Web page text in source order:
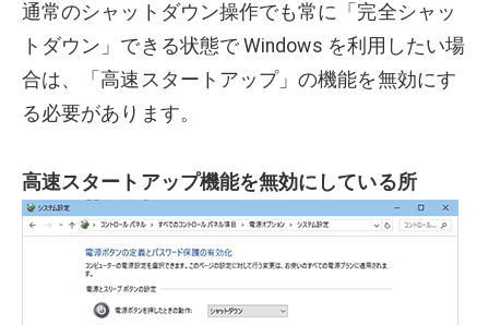
通常のシャットダウン操作でも常に「完全シャッ
トダウン」できる状態で Windows を利用したい場
合は、「高速スタートアップ」の機能を無効にす
る必要があります。
高速スタートアップ機能を無効にしている所